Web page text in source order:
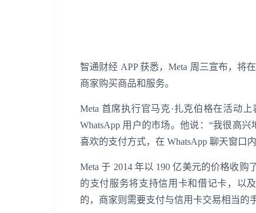
智通财经 APP 获悉，Meta 周三宣布，将
商家购买商品和服务。
Meta 首席执行官马克·扎克伯格在活动
WhatsApp 用户的市场。他说：“我很高
喜欢的支付方式，在 WhatsApp 聊天窗口
Meta 于 2014 年以 190 亿美元的价格收
的支付服务将支持信用卡和借记卡，以
的，商家则需要支付与信用卡交易相当的